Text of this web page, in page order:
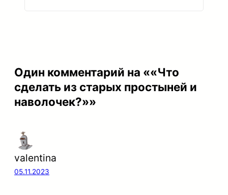
Один комментарий на ««Что
сделать из старых простыней и
наволочек?»»
valentina
05.11.2023